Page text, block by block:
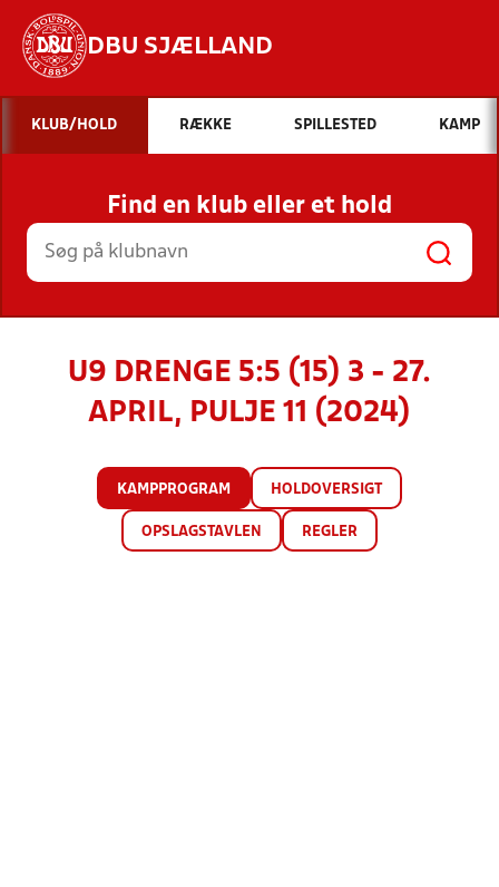
DBU SJÆLLAND
Hvad vil du søge efter?
INDHOLD OG NYHEDER
STILLINGER, RESULTATER, KLUBBER OG
HOLD
KLUB/HOLD RÆKKE SPILLESTED KAMP
Find en klub eller et hold
U9 DRENGE 5:5 (15) 3 - 27.
APRIL, PULJE 11 (2024)
KAMPPROGRAM HOLDOVERSIGT
OPSLAGSTAVLEN REGLER